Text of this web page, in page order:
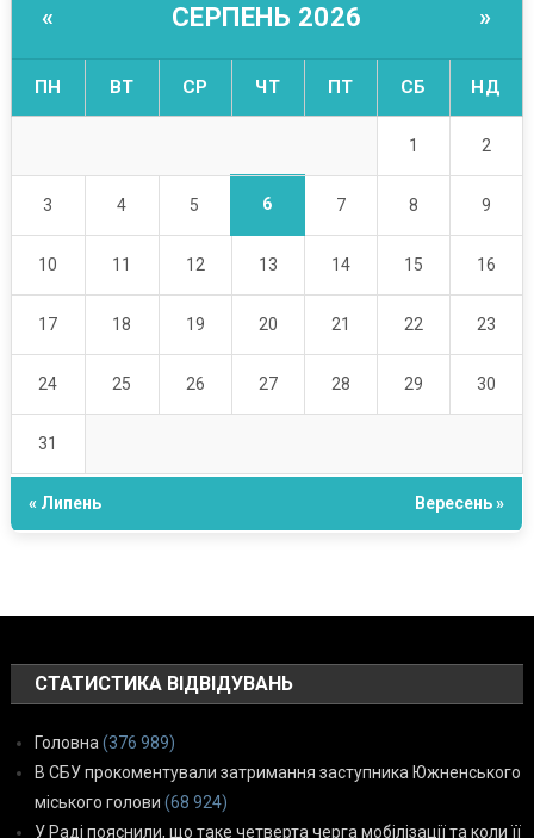
« СЕРПЕНЬ 2026 »
ПН ВТ СР ЧТ ПТ СБ НД
1 2
3 4 5 6 7 8 9
10 11 12 13 14 15 16
17 18 19 20 21 22 23
24 25 26 27 28 29 30
31
« Липень Вересень »
СТАТИСТИКА ВІДВІДУВАНЬ
Головна (376 989)
В СБУ прокоментували затримання заступника Южненського
міського голови (68 924)
У Раді пояснили, що таке четверта черга мобілізації та коли її